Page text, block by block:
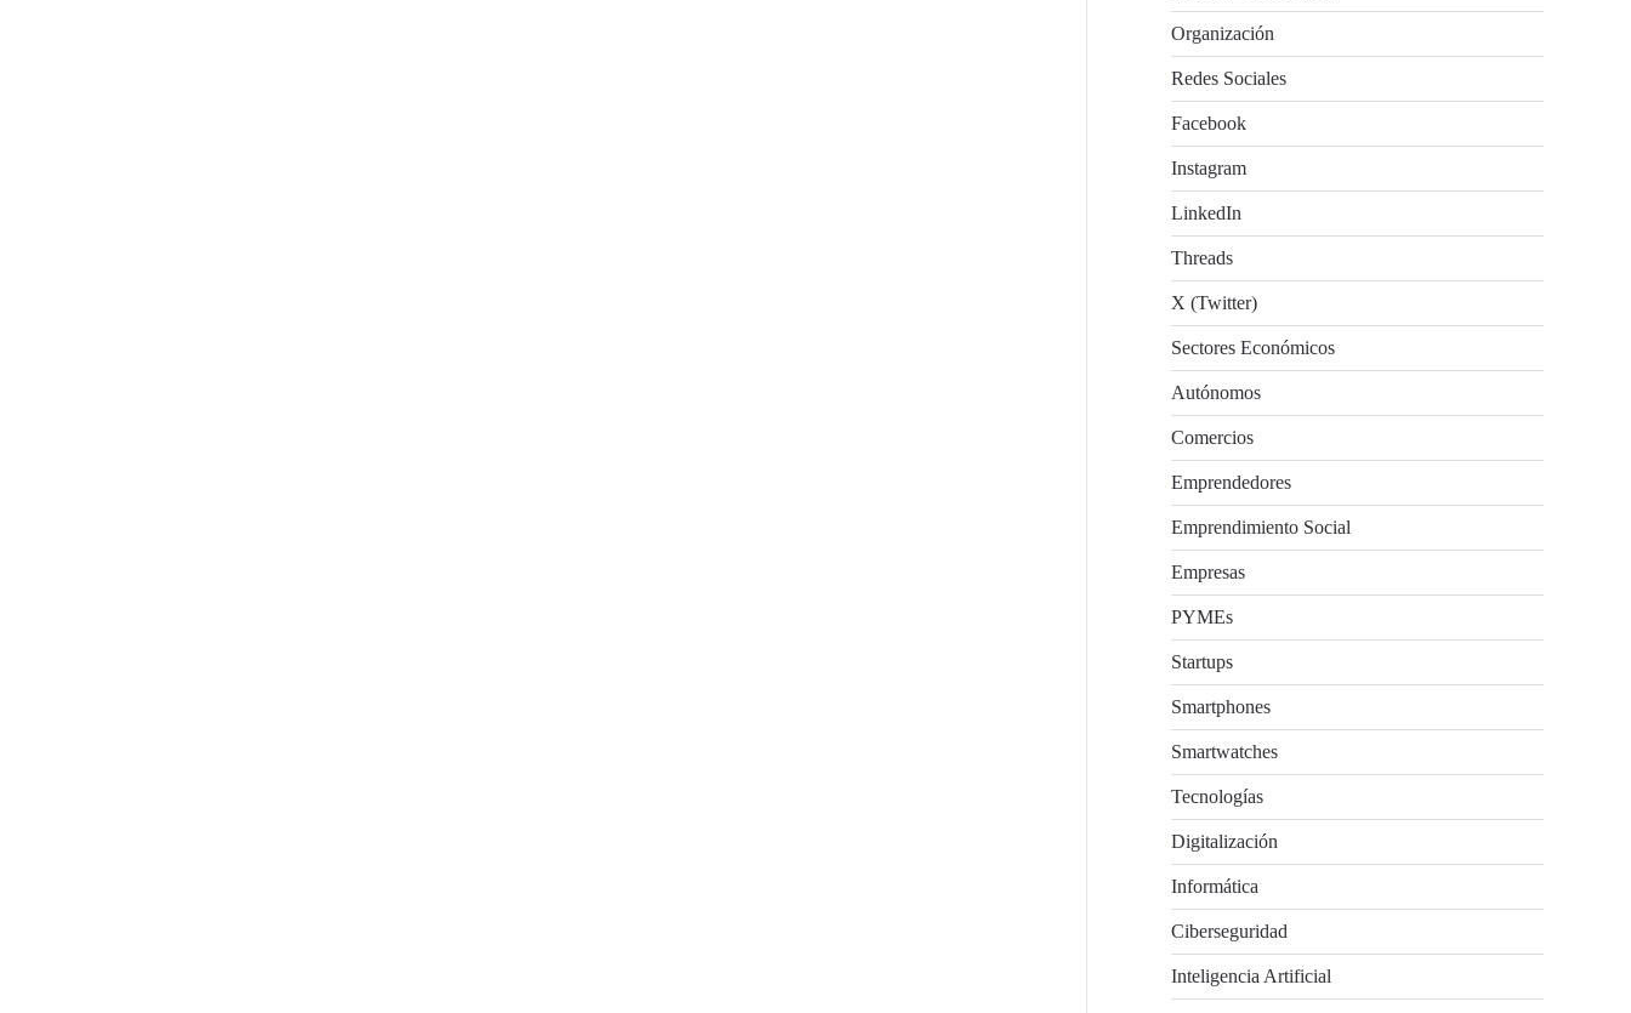
Organización
Redes Sociales
Facebook
Instagram
LinkedIn
Threads
X (Twitter)
Sectores Económicos
Autónomos
Comercios
Emprendedores
Emprendimiento Social
Empresas
PYMEs
Startups
Smartphones
Smartwatches
Tecnologías
Digitalización
Informática
Ciberseguridad
Inteligencia Artificial